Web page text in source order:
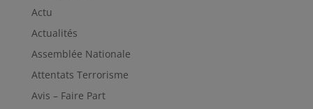
Actu
Actualités
Assemblée Nationale
Attentats Terrorisme
Avis – Faire Part